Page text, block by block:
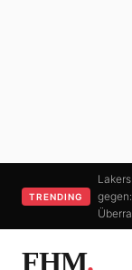
TRENDING
gegen:
FHM.